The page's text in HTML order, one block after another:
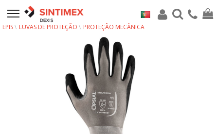
EPIS LUVAS DE PROTEÇÃO PROTEÇÃO MECÂNICA